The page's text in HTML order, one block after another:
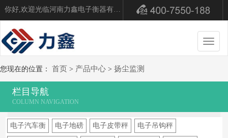
你好,欢迎光临河南力鑫电子衡器有限公司！
切
换
您现在的位置： 首页 > 产品中心 > 扬尘监测
栏目导航
电子汽车衡 电子地磅 电子皮带秤 电子吊钩秤